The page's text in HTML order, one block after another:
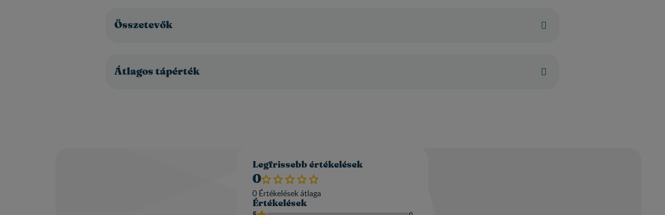
Összetevők
Átlagos tápérték
Legfrissebb értékelések
0
0Értékelések átlaga​
Értékelések